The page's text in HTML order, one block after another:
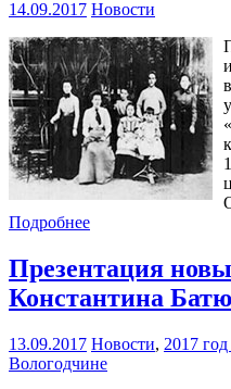
14.09.2017 Новости
Подробнее
Презентация
Константина
13.09.2017 Новости, 2017
Вологодчине